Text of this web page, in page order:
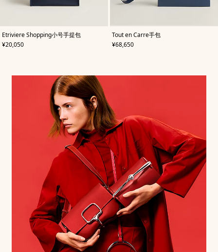
Etriviere Shopping小号手提包
,颜
色:
蓝
,
价格
¥20,050
Tout en Carre手包
,颜
色:
蓝
,
价格
¥68,650